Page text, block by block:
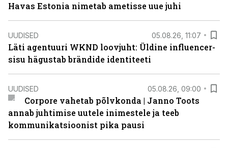
Havas Estonia nimetab ametisse uue juhi
UUDISED 05.08.26, 11:07
Läti agentuuri WKND loovjuht: Üldine influencer-
sisu hägustab brändide identiteeti
UUDISED 05.08.26, 09:00
Corpore vahetab põlvkonda | Janno Toots
annab juhtimise uutele inimestele ja teeb
kommunikatsioonist pika pausi